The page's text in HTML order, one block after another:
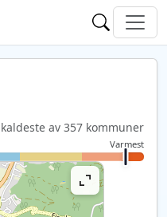
av 357 kommuner
Varmest